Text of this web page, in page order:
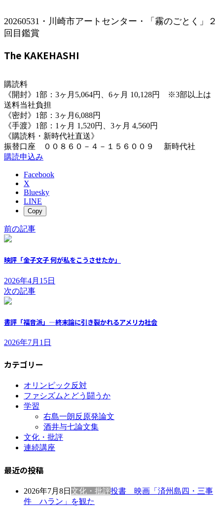
20260531・川崎市アートセンター・「霧のごとく」２
回目鑑賞
The KAKEHASHI
購読料
《開封》1部：3ヶ月5,064円、6ヶ月 10,128円 ※3部以上は
送料当社負担
《密封》1部：3ヶ月6,088円
《手渡》1部：1ヶ月 1,520円、3ヶ月 4,560円
《購読料・新時代社直送》
振替口座 ００８６０－４－１５６００９ 新時代社
購読申込み
Facebook
X
Bluesky
LINE
Copy
前の記事
映評「金子文子 何が私をこうさせたか」
2026年4月15日
次の記事
書評「福音派」―終末論に引き裂かれるアメリカ社会
2026年7月1日
カテゴリー
オリンピック反対
ファシズムとどう闘うか
学習
右島一朗反原発論文
酒井与七論文集
文化・批評
連続講座
最近の投稿
2026年7月8日 文化・批評投書 映画「済州島四・三事
件 ハラン」を観た